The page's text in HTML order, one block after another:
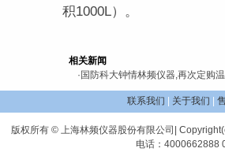
积1000L）。
相关新闻
· 国防科大钟情林频仪器,再次定购
联系我们 关于我们
版权所有 © 上海林频仪器股份有限公司|
电话：4000662888